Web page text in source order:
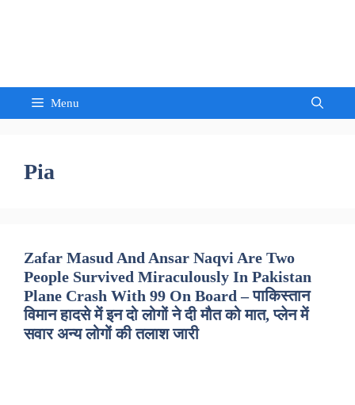
Menu
Pia
Zafar Masud And Ansar Naqvi Are Two
People Survived Miraculously In Pakistan
Plane Crash With 99 On Board – पाकिस्तान
विमान हादसे में इन दो लोगों ने दी मौत को मात, प्लेन में
सवार अन्य लोगों की तलाश जारी